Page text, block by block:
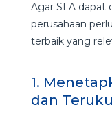
Agar SLA dapat
perusahaan
terbaik yang
1.
dan